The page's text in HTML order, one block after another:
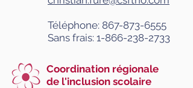
Téléphone: 867-873-6555
Sans frais: 1-866-238-2733
Coordination régionale
de l'inclusion scolaire